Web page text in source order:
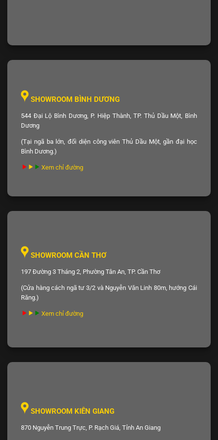
SHOWROOM BÌNH DƯƠNG
544 Đại Lộ Bình Dương, P. Hiệp Thành, TP. Thủ Dầu Một, Bình
Dương
(Tại ngã ba lớn, đối diện công viên Thủ Dầu Một, gần đại học
Bình Dương.)
Xem chỉ đường
SHOWROOM CẦN THƠ
197 Đường 3 Tháng 2, Phường Tân An, TP. Cần Thơ
(Cửa hàng cách ngã tư 3/2 và Nguyễn Văn Linh 80m, hướng Cái
Răng.)
Xem chỉ đường
SHOWROOM KIÊN GIANG
870 Nguyễn Trung Trực, P. Rạch Giá, Tỉnh An Giang